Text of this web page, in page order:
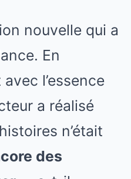
nouvelle qui a
En
l’essence
a réalisé
n’était
des